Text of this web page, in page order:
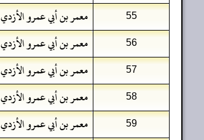
55 معمر بن أبي عمرو الأزدي
56 معمر بن أبي عمرو الأزدي
57 معمر بن أبي عمرو الأزدي
58 معمر بن أبي عمرو الأزدي
59 معمر بن أبي عمرو الأزدي